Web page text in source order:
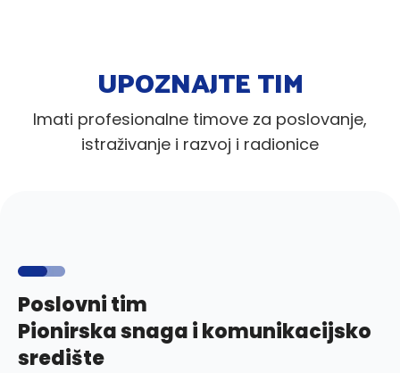
UPOZNAJTE TIM
Imati profesionalne timove za poslovanje,
istraživanje i razvoj i radionice
Poslovni tim
Pionirska snaga i komunikacijsko
središte